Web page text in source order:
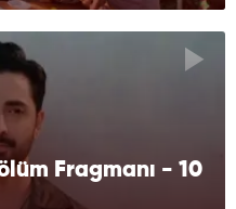
Fragmanı - 10